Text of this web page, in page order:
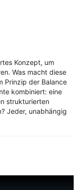
Konzept, um
Was macht diese
Prinzip der Balance
kombiniert: eine
strukturierten
Jeder, unabhängig